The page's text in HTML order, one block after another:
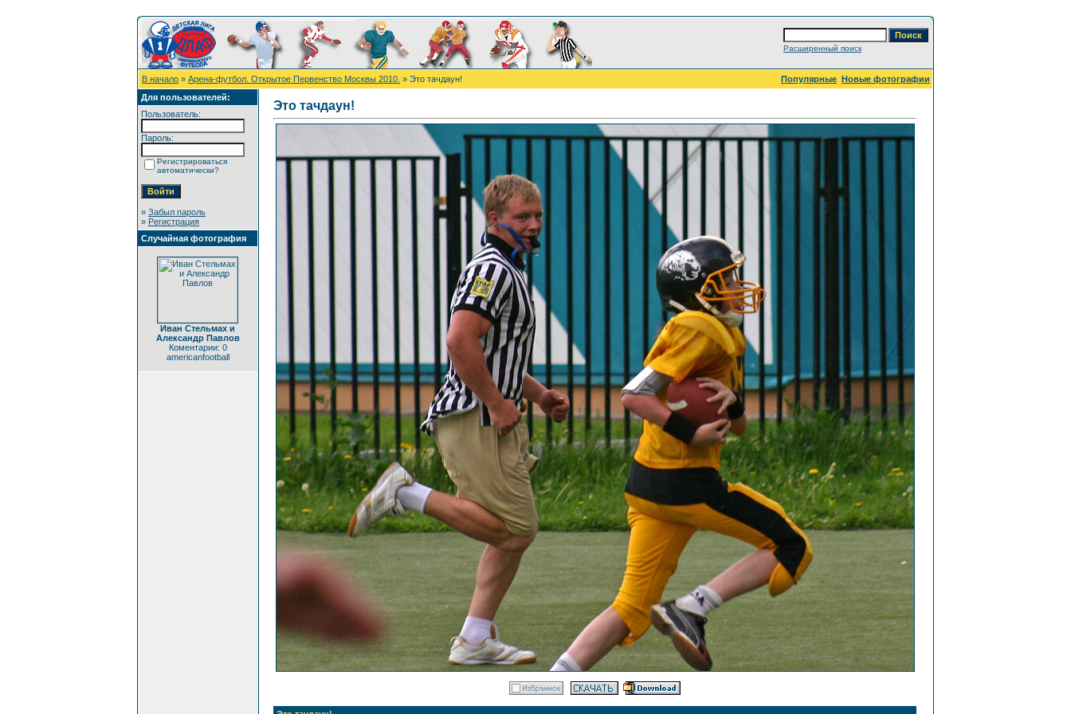
Расширенный поиск
В начало » Арена-футбол. Открытое Первенство Москвы 2010. » Это тачдаун! Популярные Новые фотографии
Для пользователей:
Пользователь:
Пароль:
Регистрироваться
автоматически?
» Забыл пароль
» Регистрация
Случайная фотография
Иван Стельмах и
Александр Павлов
Коментарии: 0
americanfootball
Это тачдаун!